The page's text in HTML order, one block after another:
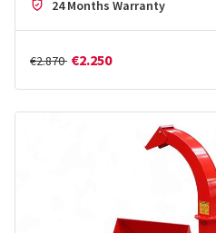
24 Months Warranty
€2.870 €2.250